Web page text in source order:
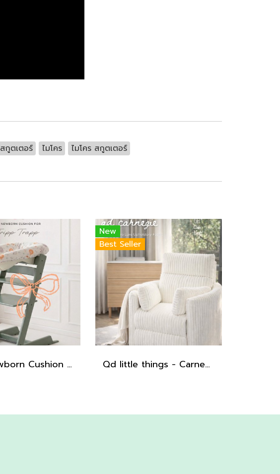
สกูตเตอร์ ไมโคร ไมโคร สกูตเตอร์
Qd - Newborn Cushion for Tripp Trapp
New
Best Seller
Qd little things - Carnegie Electric Recliner